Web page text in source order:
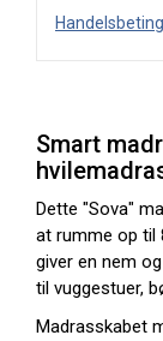
Smart
Dette "Sova"
at rumme op til
giver en nem
til vuggestuer,
Madrasskabet